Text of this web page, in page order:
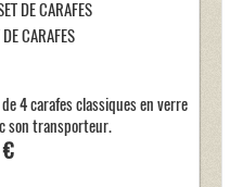
DE CARAFES
4 carafes classiques en verre
son transporteur.